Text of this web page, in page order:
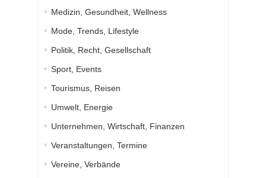
Medizin, Gesundheit, Wellness
Mode, Trends, Lifestyle
Politik, Recht, Gesellschaft
Sport, Events
Tourismus, Reisen
Umwelt, Energie
Unternehmen, Wirtschaft, Finanzen
Veranstaltungen, Termine
Vereine, Verbände